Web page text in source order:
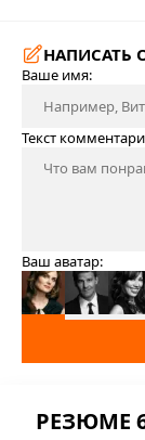
НАПИСАТЬ
Ваше имя:
Текст
Ваш аватар:
РЕЗЮМЕ